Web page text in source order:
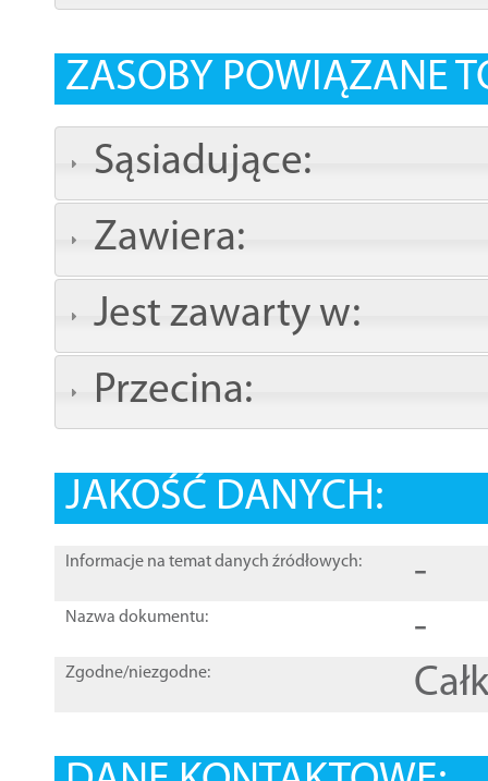
ZASOBY POWIĄZANE
Sąsiadujące:
Zawiera:
Jest zawarty w:
Przecina:
JAKOŚĆ DANYCH:
Informacje na temat danych źródłowych: -
Nazwa dokumentu: -
Zgodne/niezgodne: